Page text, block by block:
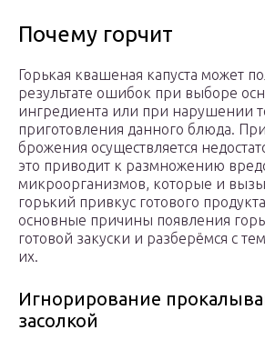
Почему горчит
Горькая квашеная капуста может
результате ошибок при выборе
ингредиента или при нарушении
приготовления данного блюда.
брожения осуществляется
это приводит к размножению
микроорганизмов, которые и
горький привкус готового
основные причины появления
готовой закуски и разберёмся с
их.
Игнорирование
засолкой